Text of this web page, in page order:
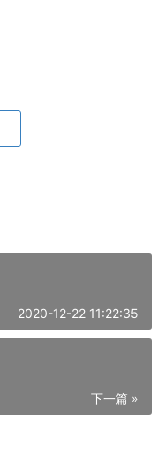
2020-12-22 11:22:35
下一篇 »